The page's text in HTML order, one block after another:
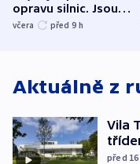
opravu silnic. Jsou
nenárokové, namítá
včera před 9 h
Aktuálně z
Vila
před 16